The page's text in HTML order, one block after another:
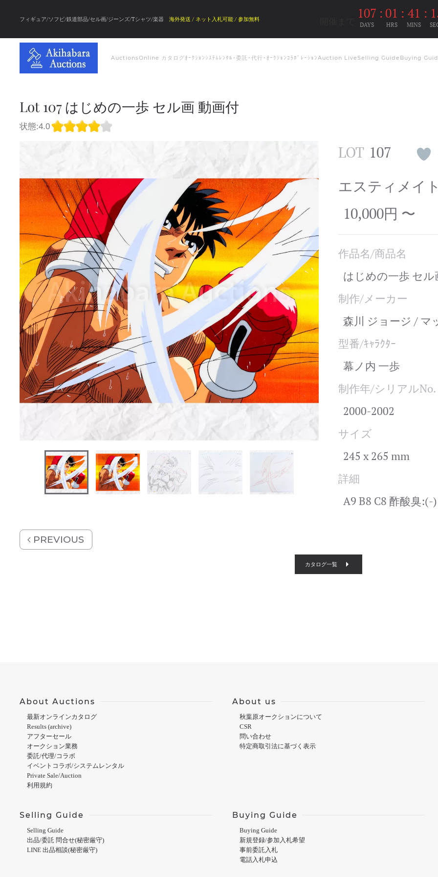
フィギュア/ソフビ/鉄道部品/セル画/ジーンズ/Tシャツ/楽器 海外発送 / ネット入札可能 / 参加無料 107
DAYS
: 01
HRS
: 41
MINS
:
AuctionsOnline カタログｵｰｸｼｮﾝｼｽﾃﾑﾚﾝﾀﾙ･委託･代行･ｵｰｸｼｮﾝｺﾗﾎﾞﾚｰｼｮﾝAuction LiveSelling Guide Buying
Lot 107 はじめの一歩 セル画 動画付
状態:4.0
LOT 107
エスティメイト
10,000円 〜
作品名/商品名
はじめの一歩 セル
制作/メーカー
森川 ジョージ / マ
型番/ｷｬﾗｸﾀｰ
幕ノ内 一歩
制作年/シリアルNo.
2000-2002
サイズ
245 x 265 mm
詳細
A9 B8 C8 酢酸臭
PREVIOUS
カタログ一覧
About Auctions
最新オンラインカタログ
Results (archive)
アフターセール
オークション業務
委託/代理/コラボ
イベントコラボ/システムレンタル
Private Sale/Auction
利用規約
About us
秋葉原オークションについて
CSR
問い合わせ
特定商取引法に基づく表示
Selling Guide
Selling Guide
出品/委託 問合せ(秘密厳守)
LINE 出品相談(秘密厳守)
Buying Guide
Buying Guide
新規登録/参加入札希望
事前委託入札
電話入札申込